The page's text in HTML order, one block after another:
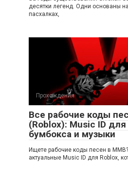
десятки легенд. Одни основаны
пасхалках,
Прохождения
Все рабочие коды
(Roblox): Music ID
бумбокса и музыки
Ищете рабочие коды песен в
актуальные Music ID для Roblox,